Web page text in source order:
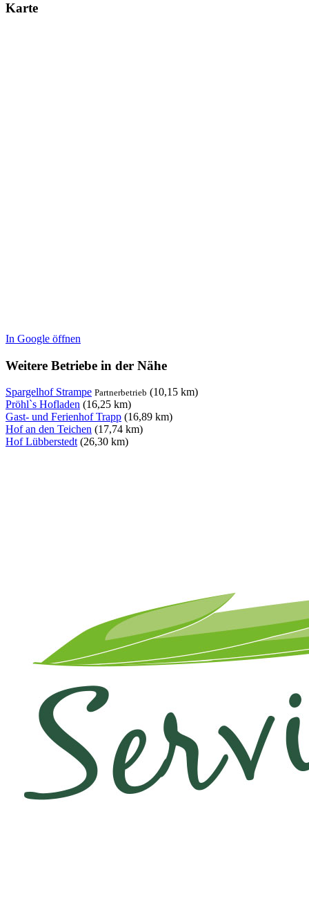
Karte
In Google öffnen
Weitere Betriebe in der Nähe
Spargelhof Strampe Partnerbetrieb (10,15 km)
Pröhl`s Hofladen (16,25 km)
Gast- und Ferienhof Trapp (16,89 km)
Hof an den Teichen (17,74 km)
Hof Lübberstedt (26,30 km)